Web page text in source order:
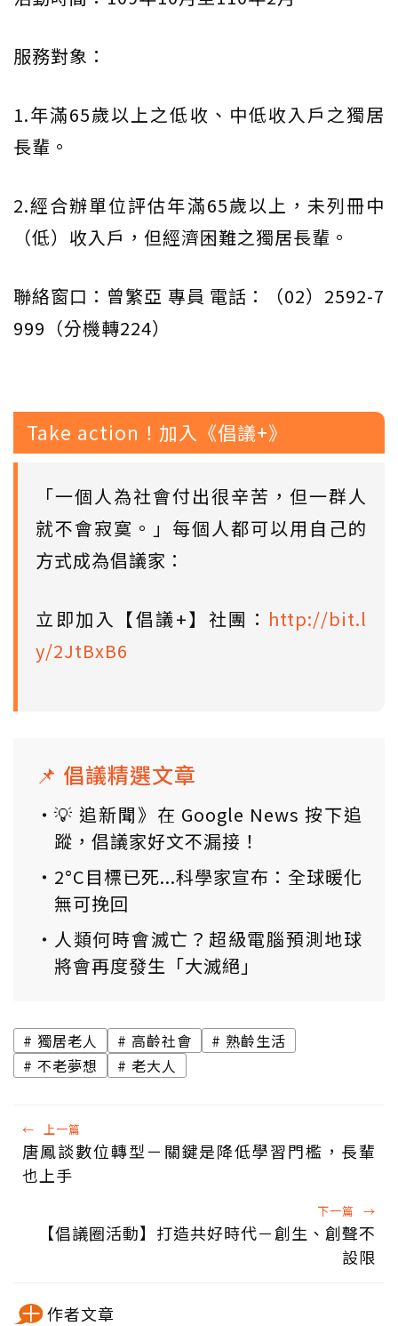
服務對象：
1.年滿65歲以上之低收、中低收入戶之獨居
長輩。
2.經合辦單位評估年滿65歲以上，未列冊中
（低）收入戶，但經濟困難之獨居長輩。
聯絡窗口：曾繁亞 專員 電話：（02）2592-7
999（分機轉224）
Take action！加入《倡議+》
「一個人為社會付出很辛苦，但一群人
就不會寂寞。」每個人都可以用自己的
方式成為倡議家：
立即加入【倡議+】社團： http://bit.l
y/2JtBxB6
📌 倡議精選文章
💡 追新聞》在 Google News 按下追
蹤，倡議家好文不漏接！
2°C目標已死...科學家宣布：全球暖化
無可挽回
人類何時會滅亡？超級電腦預測地球
將會再度發生「大滅絕」
獨居老人 高齡社會
熟齡生活
不老夢想
老大人
← 上一篇
唐鳳談數位轉型－關鍵是降低學習門檻，長輩
也上手
下一篇 →
【倡議圈活動】打造共好時代－創生、創聲不
設限
作者文章